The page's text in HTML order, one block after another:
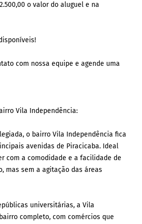
o valor do aluguel e na
com nossa equipe e agende uma
Vila Independência:
o bairro Vila Independência fica
avenidas de Piracicaba. Ideal
com a comodidade e a facilidade de
mas sem a agitação das áreas
universitárias, a Vila
completo, com comércios que